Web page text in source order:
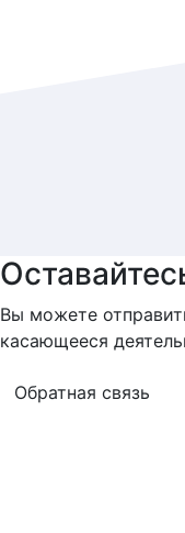
Вы можете
касающееся
Обратная связь